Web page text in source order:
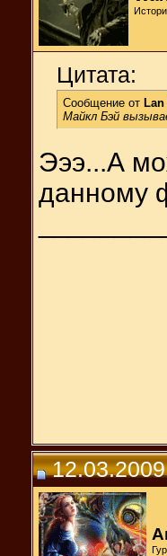
Цитата:
Сообщение от Lan
Майкл Бэй
Эээ...А
данному